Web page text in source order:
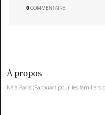
0 COMMENTAIRE
À propos
Né à Paris (Parouart pour les familiers